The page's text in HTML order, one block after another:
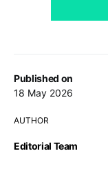
Published on
18 May 2026
AUTHOR
Editorial Team